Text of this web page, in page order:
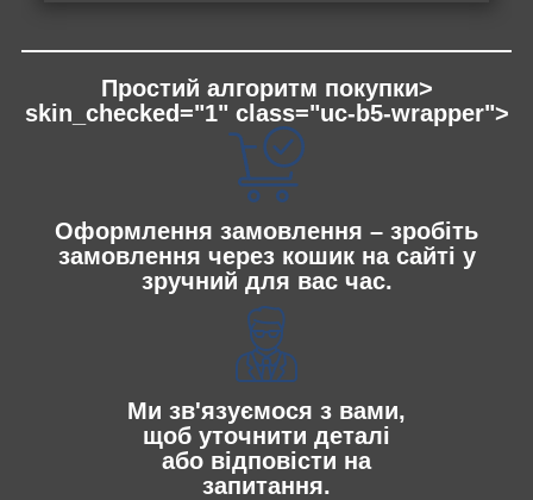
Простий алгоритм покупки>
skin_checked="1" class="uc-b5-wrapper">
Оформлення замовлення – зробіть
замовлення через кошик на сайті у
зручний для вас час.
Ми зв'язуємося з вами,
щоб уточнити деталі
або відповісти на
запитання.